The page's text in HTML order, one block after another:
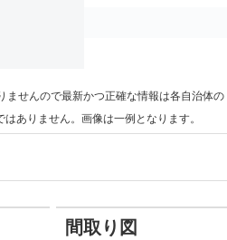
せんので最新かつ正確な情報は各自治体の
ありません。画像は一例となります。
間取り図